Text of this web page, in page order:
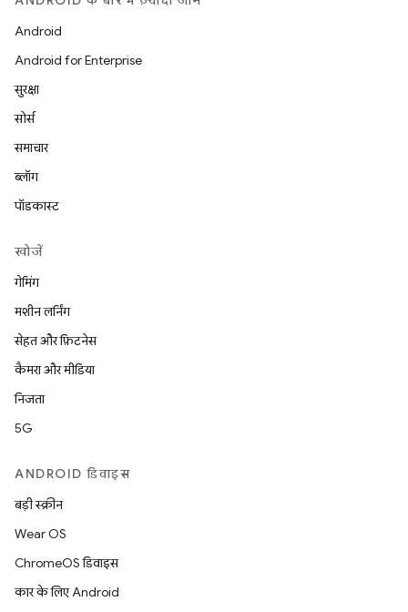
Android
Android for Enterprise
सुरक्षा
सोर्स
समाचार
ब्लॉग
पॉडकास्ट
खोजें
गेमिंग
मशीन लर्निंग
सेहत और फ़िटनेस
कैमरा और मीडिया
निजता
5G
ANDROID डिवाइस
बड़ी स्क्रीन
Wear OS
ChromeOS डिवाइस
कार के लिए Android